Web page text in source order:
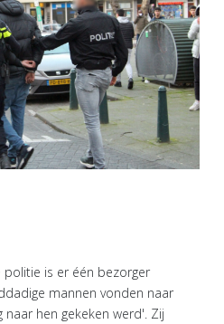
politie is er één bezorger
mannen vonden naar
hen gekeken werd'. Zij